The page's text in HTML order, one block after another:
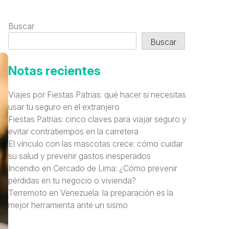
Buscar
Buscar
Notas recientes
Viajes por Fiestas Patrias: qué hacer si necesitas
usar tu seguro en el extranjero
Fiestas Patrias: cinco claves para viajar seguro y
evitar contratiempos en la carretera
El vínculo con las mascotas crece: cómo cuidar
su salud y prevenir gastos inesperados
Incendio en Cercado de Lima: ¿Cómo prevenir
pérdidas en tu negocio o vivienda?
Terremoto en Venezuela: la preparación es la
mejor herramienta ante un sismo